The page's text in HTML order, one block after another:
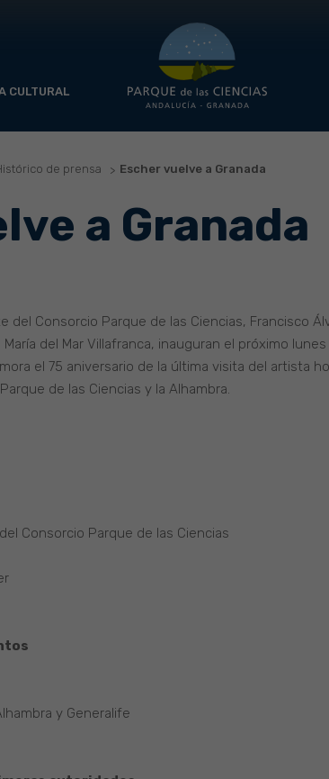
CULTURAL
de prensa Escher vuelve a Granada
a Granada
del Consorcio Parque de las Ciencias, Francisco
del Mar Villafranca, inauguran el próximo lunes
el 75 aniversario de la última visita del artista
de las Ciencias y la Alhambra.
Consorcio Parque de las Ciencias
y Generalife